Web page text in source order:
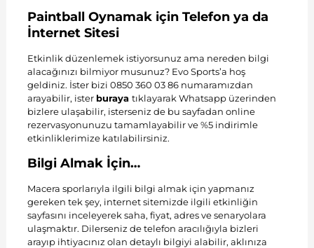
Paintball Oynamak için Telefon ya da
İnternet Sitesi
Etkinlik düzenlemek istiyorsunuz ama nereden bilgi
alacağınızı bilmiyor musunuz? Evo Sports’a hoş
geldiniz. İster bizi 0850 360 03 86 numaramızdan
arayabilir, ister buraya tıklayarak Whatsapp üzerinden
bizlere ulaşabilir, isterseniz de bu sayfadan online
rezervasyonunuzu tamamlayabilir ve %5 indirimle
etkinliklerimize katılabilirsiniz.
Bilgi Almak İçin…
Macera sporlarıyla ilgili bilgi almak için yapmanız
gereken tek şey, internet sitemizde ilgili etkinliğin
sayfasını inceleyerek saha, fiyat, adres ve senaryolara
ulaşmaktır. Dilerseniz de telefon aracılığıyla bizleri
arayıp ihtiyacınız olan detaylı bilgiyi alabilir, aklınıza